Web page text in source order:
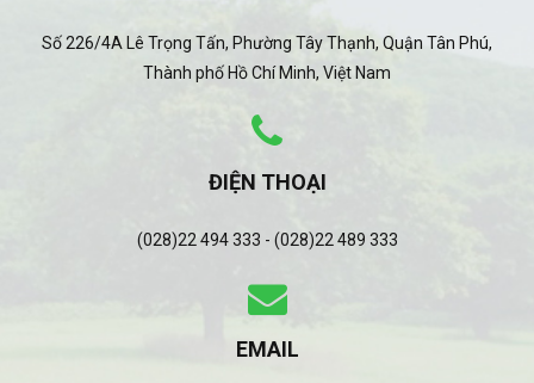
Số 226/4A Lê Trọng Tấn, Phường Tây Thạnh, Quận Tân Phú,
Thành phố Hồ Chí Minh, Việt Nam
ĐIỆN THOẠI
(028)22 494 333 - (028)22 489 333
EMAIL